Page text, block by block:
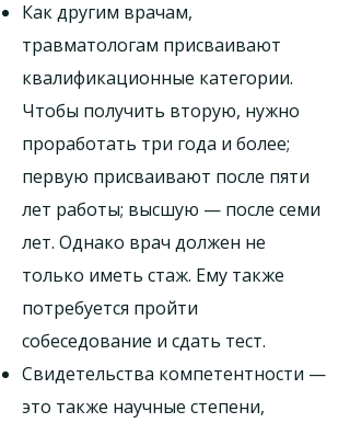
Как другим врачам,
травматологам присваивают
квалификационные категории.
Чтобы получить вторую, нужно
проработать три года и более;
первую присваивают после пяти
лет работы; высшую — после семи
лет. Однако врач должен не
только иметь стаж. Ему также
потребуется пройти
собеседование и сдать тест.
Свидетельства компетентности —
это также научные степени,